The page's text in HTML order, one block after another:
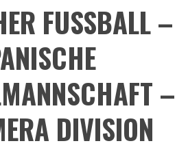
FUSSBALL –
–
DIVISION